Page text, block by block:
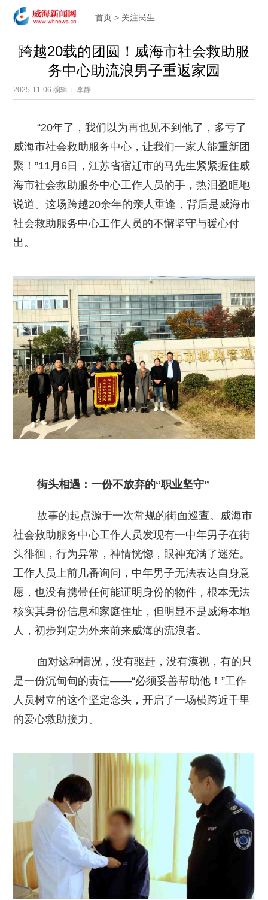
首页 > 关注民生
跨越20载的团圆！威海市社会救助服
务中心助流浪男子重返家园
2025-11-06编辑： 李静
“20年了，我们以为再也见不到他了，多亏了
威海市社会救助服务中心，让我们一家人能重新团
聚！”11月6日，江苏省宿迁市的马先生紧紧握住威
海市社会救助服务中心工作人员的手，热泪盈眶地
说道。这场跨越20余年的亲人重逢，背后是威海市
社会救助服务中心工作人员的不懈坚守与暖心付
出。
街头相遇：一份不放弃的“职业坚守”
故事的起点源于一次常规的街面巡查。威海市
社会救助服务中心工作人员发现有一中年男子在街
头徘徊，行为异常，神情恍惚，眼神充满了迷茫。
工作人员上前几番询问，中年男子无法表达自身意
愿，也没有携带任何能证明身份的物件，根本无法
核实其身份信息和家庭住址，但明显不是威海本地
人，初步判定为外来前来威海的流浪者。
面对这种情况，没有驱赶，没有漠视，有的只
是一份沉甸甸的责任——“必须妥善帮助他！”工作
人员树立的这个坚定念头，开启了一场横跨近千里
的爱心救助接力。